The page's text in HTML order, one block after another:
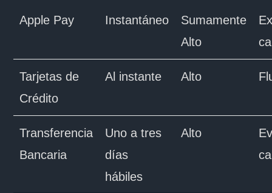
Apple Pay Instantáneo
Sumamente
Alto
Tarjetas de
Crédito
Al instante Alto
Transferencia
Bancaria
Uno a tres
días
hábiles
Alto